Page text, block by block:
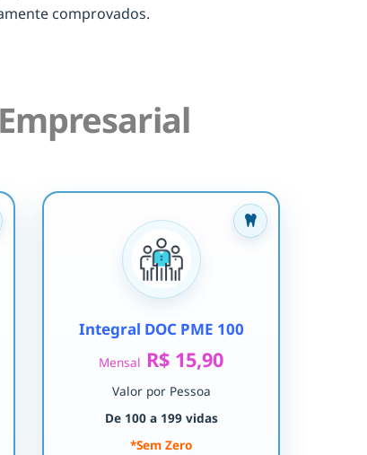
comprovados.
Integral DOC PME 100
Mensal R$ 15,90
Valor por Pessoa
De 100 a 199 vidas
*Sem Zero